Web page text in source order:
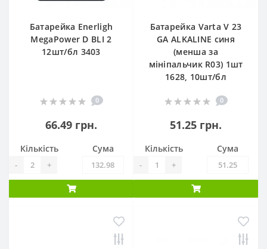
Батарейка Enerligh
MegaPower D BLI 2
12шт/бл 3403
0
66.49 грн.
Кількість
- +
Сума
Батарейка Varta V 23
GA ALKALINE синя
(менша за
мініпальчик R03) 1шт
1628, 10шт/бл
0
51.25 грн.
Кількість
- +
Сума